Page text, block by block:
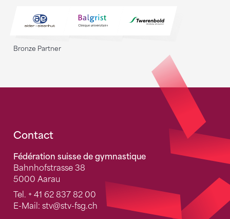
Bronze Partner
Fusszeile
Contact
Fédération suisse de gymnastique
Bahnhofstrasse 38
5000 Aarau
Tel. + 41 62 837 82 00
E-Mail: stv@stv-fsg.ch